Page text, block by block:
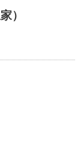
）